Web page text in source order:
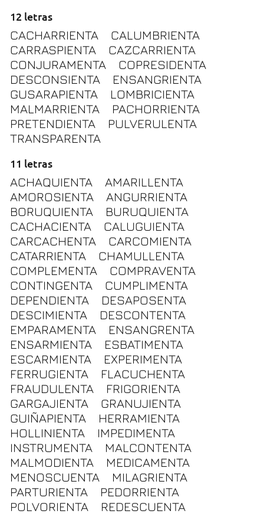
12 letras
CACHARRIENTA
CALUMBRIENTA
CARRASPIENTA
CAZCARRIENTA
CONJURAMENTA
COPRESIDENTA
DESCONSIENTA
ENSANGRIENTA
GUSARAPIENTA
LOMBRICIENTA
MALMARRIENTA
PACHORRIENTA
PRETENDIENTA
PULVERULENTA
TRANSPARENTA
11 letras
ACHAQUIENTA
AMARILLENTA
AMOROSIENTA
ANGURRIENTA
BORUQUIENTA
BURUQUIENTA
CACHACIENTA
CALUGUIENTA
CARCACHENTA
CARCOMIENTA
CATARRIENTA
CHAMULLENTA
COMPLEMENTA
COMPRAVENTA
CONTINGENTA
CUMPLIMENTA
DEPENDIENTA
DESAPOSENTA
DESCIMIENTA
DESCONTENTA
EMPARAMENTA
ENSANGRENTA
ENSARMIENTA
ESBATIMENTA
ESCARMIENTA
EXPERIMENTA
FERRUGIENTA
FLACUCHENTA
FRAUDULENTA
FRIGORIENTA
GARGAJIENTA
GRANUJIENTA
GUIÑAPIENTA
HERRAMIENTA
HOLLINIENTA
IMPEDIMENTA
INSTRUMENTA
MALCONTENTA
MALMODIENTA
MEDICAMENTA
MENOSCUENTA
MILAGRIENTA
PARTURIENTA
PEDORRIENTA
POLVORIENTA
REDESCUENTA